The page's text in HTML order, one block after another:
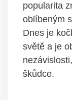
popularita
oblíbeným
Dnes je
světě a je
škůdce.